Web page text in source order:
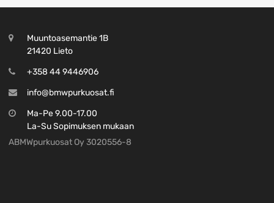
Muuntoasemantie 1B
21420 Lieto
+358 44 9446906
info@bmwpurkuosat.fi
Ma-Pe 9.00-17.00
La-Su Sopimuksen mukaan
ABMWpurkuosat Oy 3020556-8